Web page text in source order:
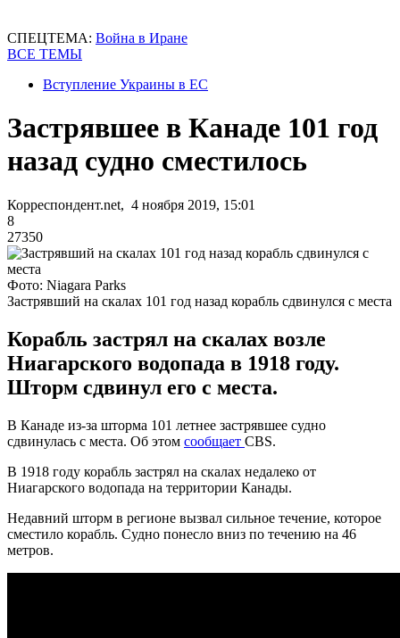
СПЕЦТЕМА: Война в Иране
ВСЕ ТЕМЫ
Вступление Украины в ЕС
Застрявшее в Канаде 101 год
назад судно сместилось
Корреспондент.net, 4 ноября 2019, 15:01
8
27350
Фото: Niagara Parks
Застрявший на скалах 101 год назад корабль сдвинулся с места
Корабль застрял на скалах возле
Ниагарского водопада в 1918 году.
Шторм сдвинул его с места.
В Канаде из-за шторма 101 летнее застрявшее судно
сдвинулась с места. Об этом сообщает CBS.
В 1918 году корабль застрял на скалах недалеко от
Ниагарского водопада на территории Канады.
Недавний шторм в регионе вызвал сильное течение, которое
сместило корабль. Судно понесло вниз по течению на 46
метров.